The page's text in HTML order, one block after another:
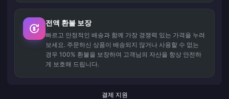
전액 환불 보장
빠르고 안정적인 배송과 함께 가장 경쟁력 있는 가격을 누려
보세요. 주문하신 상품이 배송되지 않거나 사용할 수 없는
경우 100% 환불을 보장하여 고객님의 자산을 항상 안전하
게 보호해 드립니다.
결제 지원